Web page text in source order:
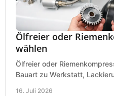
Ölfreier oder
wählen
Ölfreier oder
Bauart zu Werkstatt,
16. Juli 2026